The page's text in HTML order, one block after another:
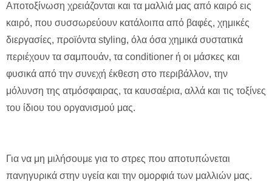
Αποτοξίνωση χρειάζονται και τα μαλλιά μας από καιρό εις
καιρό, που συσσωρεύουν κατάλοιπα από βαφές, χημικές
διεργασίες, προϊόντα styling, όλα όσα χημικά συστατικά
περιέχουν τα σαμπουάν, τα conditioner ή οι μάσκες και
φυσικά από την συνεχή έκθεση στο περιβάλλον, την
μόλυνση της ατμόσφαιρας, τα καυσαέρια, αλλά και τις τοξίνες
του ίδιου του οργανισμού μας.
Για να μη μιλήσουμε για το στρες που αποτυπώνεται
πανηγυρικά στην υγεία και την ομορφιά των μαλλιών μας.